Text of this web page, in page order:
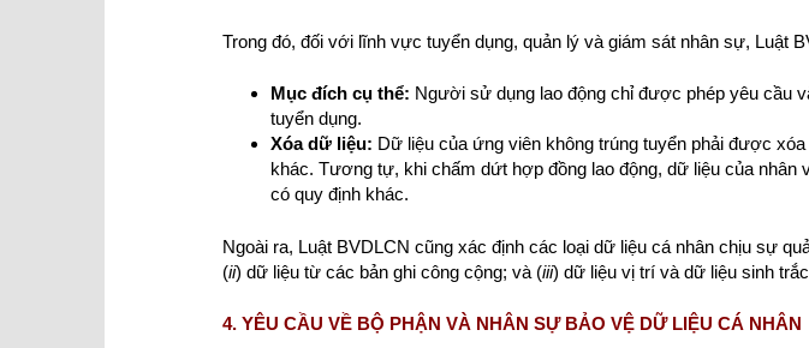
Trong đó, đối với lĩnh vực tuyển dụng, quản lý và giám sát nhân sự, Luật
Mục đích cụ thể: Người sử dụng lao động chỉ được phép yêu cầu
tuyển dụng.
Xóa dữ liệu: Dữ liệu của ứng viên không trúng tuyển phải được
khác. Tương tự, khi chấm dứt hợp đồng lao động, dữ liệu của
có quy định khác.
Ngoài ra, Luật BVDLCN cũng xác định các loại dữ liệu cá nhân chịu sự
(ii) dữ liệu từ các bản ghi công cộng; và (iii) dữ liệu vị trí và dữ liệu sinh
4. YÊU CẦU VỀ BỘ PHẬN VÀ NHÂN SỰ BẢO VỆ DỮ LIỆU CÁ NHÂN